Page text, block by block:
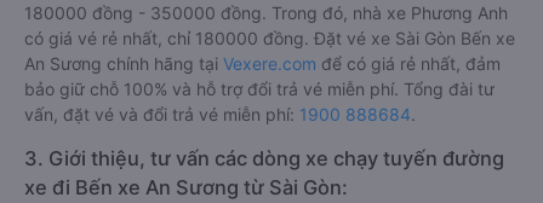
180000 đồng - 350000 đồng. Trong đó, nhà xe Phương Anh
có giá vé rẻ nhất, chỉ 180000 đồng. Đặt vé xe Sài Gòn Bến xe
An Sương chính hãng tại Vexere.com để có giá rẻ nhất, đảm
bảo giữ chỗ 100% và hỗ trợ đổi trả vé miễn phí. Tổng đài tư
vấn, đặt vé và đổi trả vé miễn phí: 1900 888684.
3. Giới thiệu, tư vấn các dòng xe chạy tuyến đường
xe đi Bến xe An Sương từ Sài Gòn: